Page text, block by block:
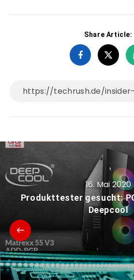
Share Article:
16. Mai 2020
Produkttester gesucht:
Deepcool